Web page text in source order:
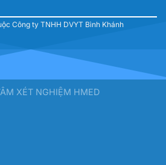
Công ty TNHH DVYT Bình Khánh
XÉT NGHIỆM HMED